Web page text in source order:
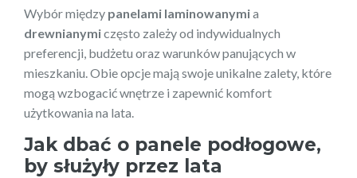
Wybór między panelami laminowanymia
drewnianymiczęsto zależy od indywidualnych
preferencji, budżetu oraz warunków panujących w
mieszkaniu. Obie opcje mają swoje unikalne zalety, które
mogą wzbogacić wnętrze i zapewnić komfort
użytkowania na lata.
Jak dbać o panele podłogowe,
by służyły przez lata